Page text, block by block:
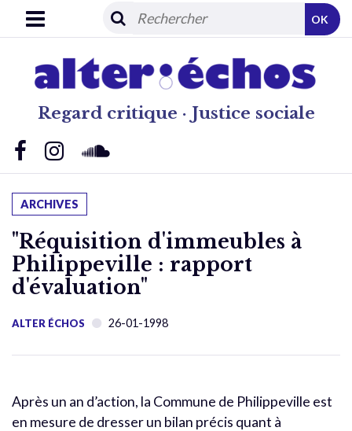
Regard critique · Justice sociale
OK
ARCHIVES
"Réquisition d'immeubles à
Philippeville : rapport
d'évaluation"
ALTER ÉCHOS 26-01-1998
Après un an d’action, la Commune de Philippeville est
en mesure de dresser un bilan précis quant à